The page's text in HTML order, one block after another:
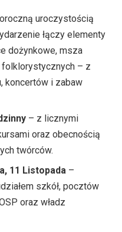
uroczystością
łączy elementy
dożynkowe, msza
– z
koncertów i zabaw
– z licznymi
oraz obecnością
twórców.
11 Listopada –
szkół, pocztów
oraz władz